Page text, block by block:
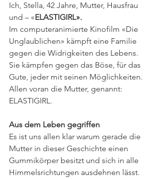
Ich, Stella, 42 Jahre, Mutter, Hausfrau
und – «ELASTIGIRL».
Im computeranimierte Kinofilm «Die
Unglaublichen» kämpft eine Familie
gegen die Widrigkeiten des Lebens.
Sie kämpfen gegen das Böse, für das
Gute, jeder mit seinen Möglichkeiten.
Allen voran die Mutter, genannt:
ELASTIGIRL.
Aus dem Leben gegriffen
Es ist uns allen klar warum gerade die
Mutter in dieser Geschichte einen
Gummikörper besitzt und sich in alle
Himmelsrichtungen ausdehnen lässt.